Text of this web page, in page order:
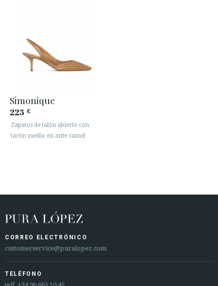
Simonique
225 €
Zapatos de talón abierto con
tacón medio en ante camel
CORREO ELECTRÓNICO
customerservice@puralopez.com
TELÉFONO